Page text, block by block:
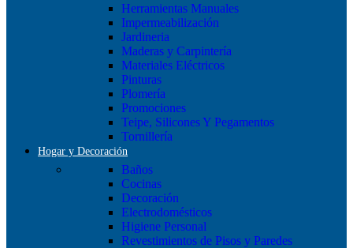
Herramientas Manuales
Impermeabilización
Jardineria
Maderas y Carpintería
Materiales Eléctricos
Pinturas
Plomería
Promociones
Teipe, Silicones Y Pegamentos
Tornillería
Hogar y Decoración
Baños
Cocinas
Decoración
Electrodomésticos
Higiene Personal
Revestimientos de Pisos y Paredes